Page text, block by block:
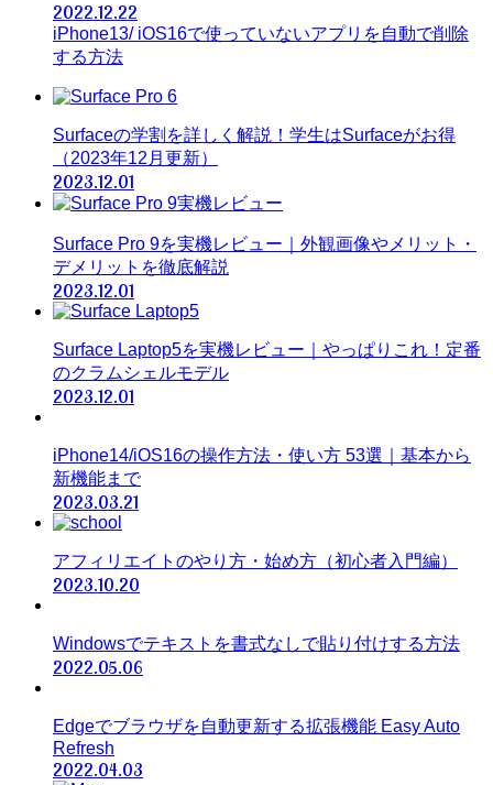
2022.12.22
iPhone13/ iOS16で使っていないアプリを自動で削除
する方法
Surfaceの学割を詳しく解説！学生はSurfaceがお得
（2023年12月更新）
2023.12.01
Surface Pro 9を実機レビュー｜外観画像やメリット・
デメリットを徹底解説
2023.12.01
Surface Laptop5を実機レビュー｜やっぱりこれ！定番
のクラムシェルモデル
2023.12.01
iPhone14/iOS16の操作方法・使い方 53選｜基本から
新機能まで
2023.03.21
アフィリエイトのやり方・始め方（初心者入門編）
2023.10.20
Windowsでテキストを書式なしで貼り付けする方法
2022.05.06
Edgeでブラウザを自動更新する拡張機能 Easy Auto
Refresh
2022.04.03